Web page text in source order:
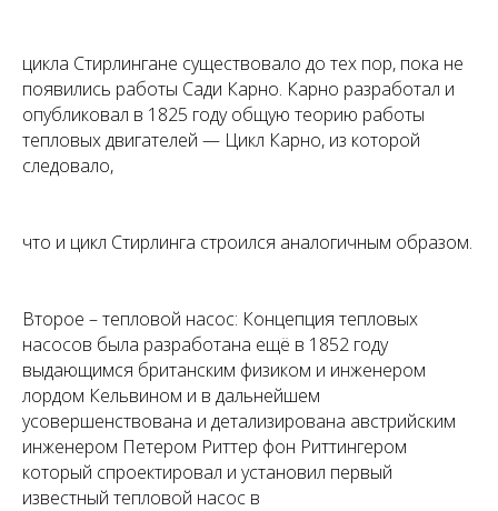
цикла Стирлингане существовало до тех пор, пока не
появились работы Сади Карно. Карно разработал и
опубликовал в 1825 году общую теорию работы
тепловых двигателей — Цикл Карно, из которой
следовало,
что и цикл Стирлинга строился аналогичным образом.
Второе – тепловой насос: Концепция тепловых
насосов была разработана ещё в 1852 году
выдающимся британским физиком и инженером
лордом Кельвином и в дальнейшем
усовершенствована и детализирована австрийским
инженером Петером Риттер фон Риттингером
который спроектировал и установил первый
известный тепловой насос в